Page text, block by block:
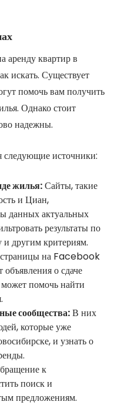
аренду квартир в
искать. Существует
помочь вам получить
Однако стоит
надежны.
источники:
жилья:Сайты, такие
и Циан,
данных актуальных
результаты по
другим критериям.
на Facebook
о сдаче
может помочь найти
сообщества:В них
которые уже
и узнать о
к
поиск и
предложениям.